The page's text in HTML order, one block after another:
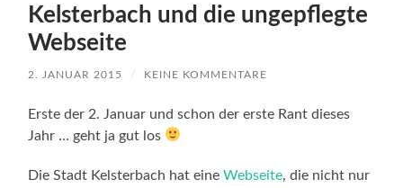
Kelsterbach und die ungepflegte
Webseite
2. JANUAR 2015 / KEINE KOMMENTARE
Erste der 2. Januar und schon der erste Rant dieses
Jahr … geht ja gut los
Die Stadt Kelsterbach hat eineWebseite, die nicht nur